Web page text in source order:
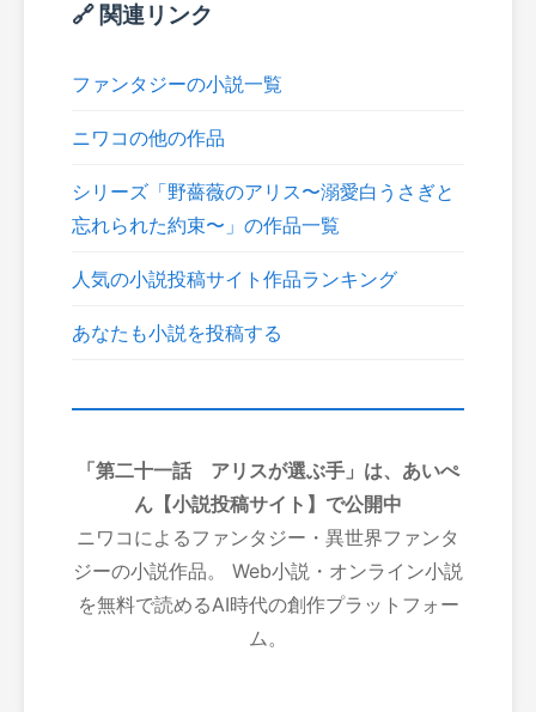
🔗 関連リンク
ファンタジーの小説一覧
ニワコの他の作品
シリーズ「野薔薇のアリス〜溺愛白うさぎと
忘れられた約束〜」の作品一覧
人気の小説投稿サイト作品ランキング
あなたも小説を投稿する
「第二十一話 アリスが選ぶ手」は、あいぺ
ん【小説投稿サイト】で公開中
ニワコによるファンタジー・異世界ファンタ
ジーの小説作品。 Web小説・オンライン小説
を無料で読めるAI時代の創作プラットフォー
ム。